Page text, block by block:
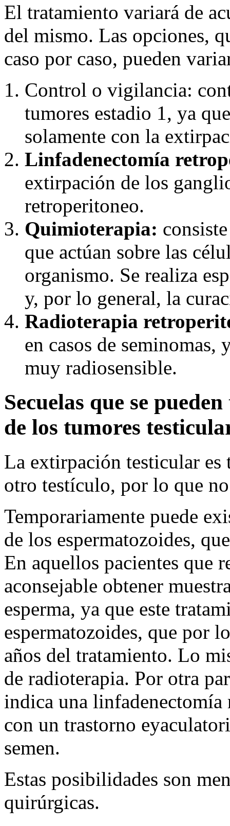
El tratamiento variará de
del mismo. Las opciones,
caso por caso, pueden
Control o vigilancia:
tumores estadio 1, ya
solamente con la
Linfadenectomía
extirpación de los
retroperitoneo.
Quimioterapia:
que actúan sobre las
organismo. Se realiza
y, por lo general, la
Radioterapia
en casos de
muy radiosensible.
Secuelas que se
de los tumores
La extirpación testicular es
otro testículo, por lo que
Temporariamente puede
de los espermatozoides,
En aquellos pacientes que
aconsejable obtener
esperma, ya que este
espermatozoides, que por
años del tratamiento. Lo
de radioterapia. Por otra
indica una linfadenectomía
con un trastorno
semen.
Estas posibilidades son
quirúrgicas.